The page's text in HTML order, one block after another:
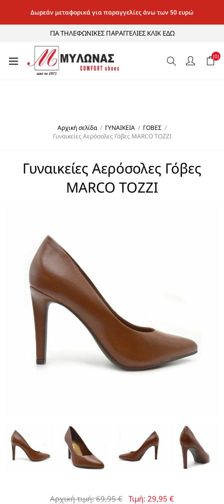
Δωρεάν μεταφορικά για παραγγελίες άνω των 50 ευρώ
ΓΙΑ ΤΗΛΕΦΩΝΙΚΕΣ ΠΑΡΑΓΓΕΛΙΕΣ ΚΛΙΚ ΕΔΩ
(0)
Αρχική σελίδα / ΓΥΝΑΙΚΕΙΑ / ΓΟΒΕΣ /
Γυναικείες Αερόσολες Γόβες MARCO TOZZI
Γυναικείες Αερόσολες Γόβες
MARCO TOZZI
Αρχική τιμή: 69,95 € Τιμή: 29,95 €